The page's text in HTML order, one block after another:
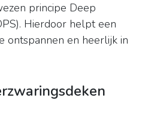
principe Deep
Hierdoor helpt een
ontspannen en heerlijk in